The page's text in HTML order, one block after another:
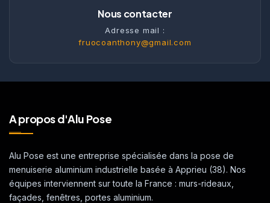
Nous contacter
Adresse mail :
fruocoanthony@gmail.com
A propos d'Alu Pose
Alu Pose est une entreprise spécialisée dans la pose de
menuiserie aluminium industrielle basée à Apprieu (38). Nos
équipes interviennent sur toute la France : murs-rideaux,
façades, fenêtres, portes aluminium.